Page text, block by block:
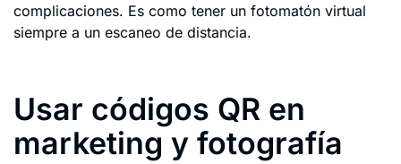
complicaciones. Es como tener un fotomatón virtual
siempre a un escaneo de distancia.
Usar códigos QR en
marketing y fotografía